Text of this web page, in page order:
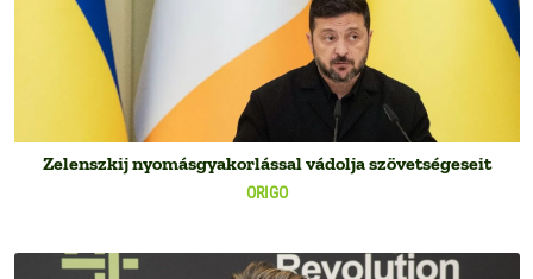
ORIGO
Zelenszkij nyomásgyakorlással vádolja szövetségeseit